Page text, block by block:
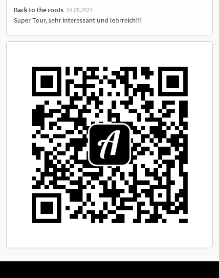
Back to the roots 24.05.2021
Super Tour, sehr interessant und lehrreich!!!